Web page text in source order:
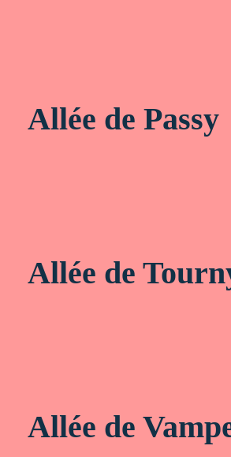
Allée de Passy
Allée de
Allée de